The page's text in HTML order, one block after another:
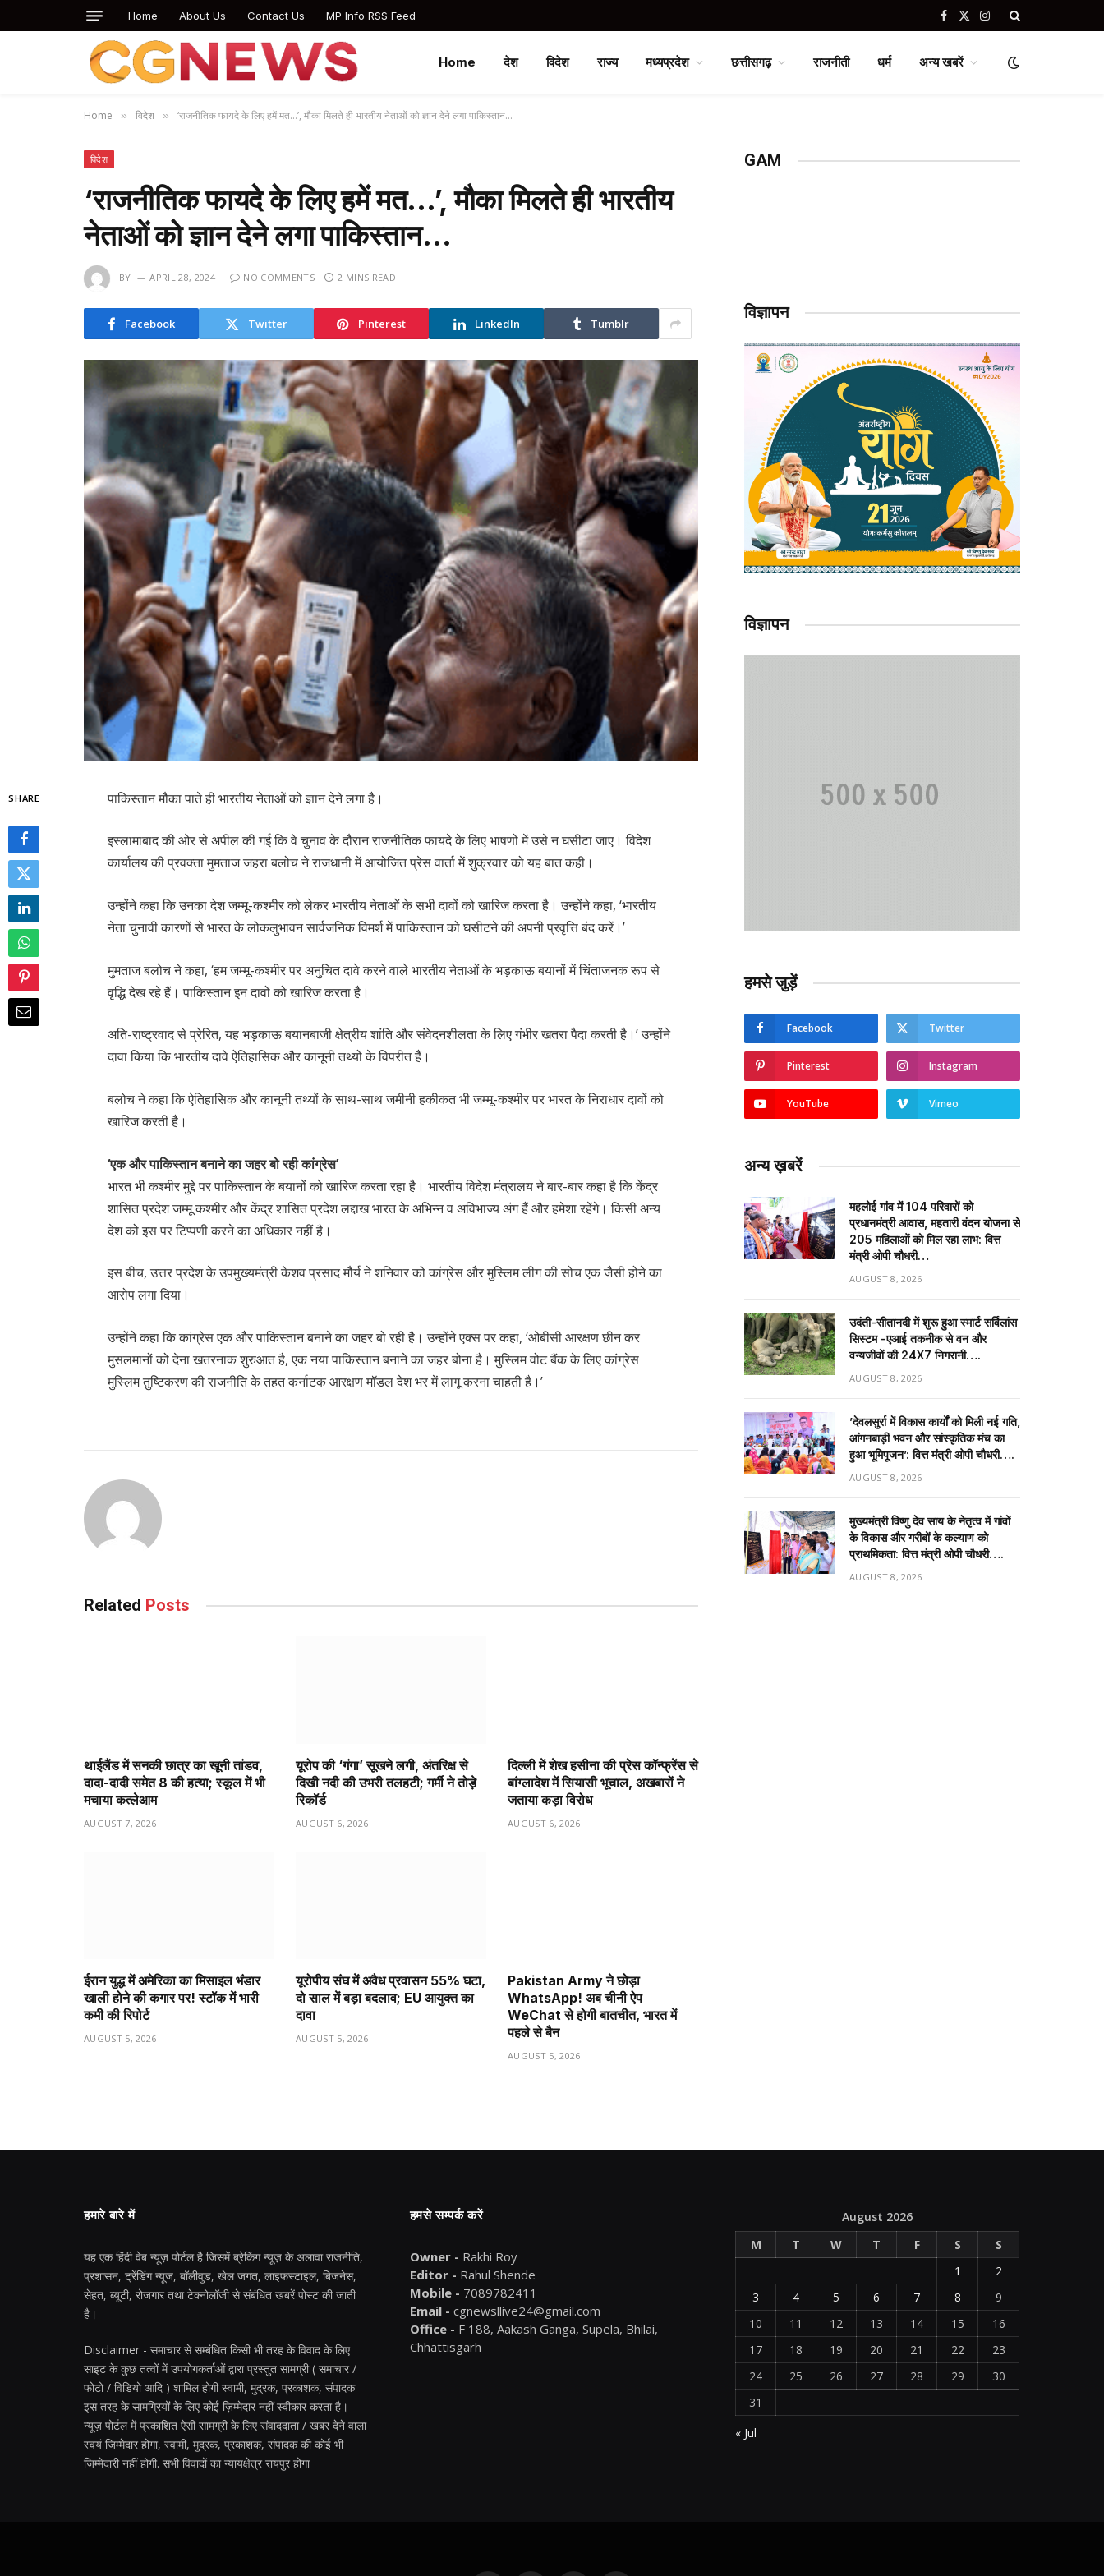
Home About Us Contact Us MP Info RSS Feed Facebook
X
Instagram
Home देश विदेश राज्य मध्यप्रदेश छत्तीसगढ़ राजनीती धर्म अन्य खबरें
Home » विदेश » ‘राजनीतिक फायदे के लिए हमें मत…’, मौका मिलते ही भारतीय नेताओं को ज्ञान देने लगा पाकिस्तान…
विदेश
‘राजनीतिक फायदे के लिए हमें मत…’, मौका मिलते ही भारतीय
नेताओं को ज्ञान देने लगा पाकिस्तान…
BY APRIL 28, 2024 NO COMMENTS 2 MINS READ
Facebook Twitter Pinterest LinkedIn Tumblr
SHARE पाकिस्तान मौका पाते ही भारतीय नेताओं को ज्ञान देने लगा है।
इस्लामाबाद की ओर से अपील की गई कि वे चुनाव के दौरान राजनीतिक फायदे के लिए भाषणों में उसे न घसीटा जाए। विदेश
कार्यालय की प्रवक्ता मुमताज जहरा बलोच ने राजधानी में आयोजित प्रेस वार्ता में शुक्रवार को यह बात कही।
उन्होंने कहा कि उनका देश जम्मू-कश्मीर को लेकर भारतीय नेताओं के सभी दावों को खारिज करता है। उन्होंने कहा, ‘भारतीय
नेता चुनावी कारणों से भारत के लोकलुभावन सार्वजनिक विमर्श में पाकिस्तान को घसीटने की अपनी प्रवृत्ति बंद करें।’
मुमताज बलोच ने कहा, ‘हम जम्मू-कश्मीर पर अनुचित दावे करने वाले भारतीय नेताओं के भड़काऊ बयानों में चिंताजनक रूप से
वृद्धि देख रहे हैं। पाकिस्तान इन दावों को खारिज करता है।
अति-राष्ट्रवाद से प्रेरित, यह भड़काऊ बयानबाजी क्षेत्रीय शांति और संवेदनशीलता के लिए गंभीर खतरा पैदा करती है।’ उन्होंने
दावा किया कि भारतीय दावे ऐतिहासिक और कानूनी तथ्यों के विपरीत हैं।
बलोच ने कहा कि ऐतिहासिक और कानूनी तथ्यों के साथ-साथ जमीनी हकीकत भी जम्मू-कश्मीर पर भारत के निराधार दावों को
खारिज करती है।
‘एक और पाकिस्तान बनाने का जहर बो रही कांग्रेस’
भारत भी कश्मीर मुद्दे पर पाकिस्तान के बयानों को खारिज करता रहा है। भारतीय विदेश मंत्रालय ने बार-बार कहा है कि केंद्र
शासित प्रदेश जम्मू कश्मीर और केंद्र शासित प्रदेश लद्दाख भारत के अभिन्न व अविभाज्य अंग हैं और हमेशा रहेंगे। किसी अन्य
देश को इस पर टिप्पणी करने का अधिकार नहीं है।
इस बीच, उत्तर प्रदेश के उपमुख्यमंत्री केशव प्रसाद मौर्य ने शनिवार को कांग्रेस और मुस्लिम लीग की सोच एक जैसी होने का
आरोप लगा दिया।
उन्होंने कहा कि कांग्रेस एक और पाकिस्तान बनाने का जहर बो रही है। उन्होंने एक्स पर कहा, ‘ओबीसी आरक्षण छीन कर
मुसलमानों को देना खतरनाक शुरुआत है, एक नया पाकिस्तान बनाने का जहर बोना है। मुस्लिम वोट बैंक के लिए कांग्रेस
मुस्लिम तुष्टिकरण की राजनीति के तहत कर्नाटक आरक्षण मॉडल देश भर में लागू करना चाहती है।’
Related Posts
थाईलैंड में सनकी छात्र का खूनी तांडव,
दादा-दादी समेत 8 की हत्या; स्कूल में भी
मचाया कत्लेआम
AUGUST 7, 2026
यूरोप की ‘गंगा’ सूखने लगी, अंतरिक्ष से
दिखी नदी की उभरी तलहटी; गर्मी ने तोड़े
रिकॉर्ड
AUGUST 6, 2026
दिल्ली में शेख हसीना की प्रेस कॉन्फ्रेंस से
बांग्लादेश में सियासी भूचाल, अखबारों ने
जताया कड़ा विरोध
AUGUST 6, 2026
ईरान युद्ध में अमेरिका का मिसाइल भंडार
खाली होने की कगार पर! स्टॉक में भारी
कमी की रिपोर्ट
AUGUST 5, 2026
यूरोपीय संघ में अवैध प्रवासन 55% घटा,
दो साल में बड़ा बदलाव; EU आयुक्त का
दावा
AUGUST 5, 2026
Pakistan Army ने छोड़ा
WhatsApp! अब चीनी ऐप
WeChat से होगी बातचीत, भारत में
पहले से बैन
AUGUST 5, 2026
GAM
विज्ञापन
विज्ञापन
हमसे जुड़ें
Facebook Twitter
Pinterest Instagram
YouTube Vimeo
अन्य ख़बरें
महलोई गांव में 104 परिवारों को
प्रधानमंत्री आवास, महतारी वंदन योजना से
205 महिलाओं को मिल रहा लाभ: वित्त
मंत्री ओपी चौधरी…
AUGUST 8, 2026
उदंती-सीतानदी में शुरू हुआ स्मार्ट सर्विलांस
सिस्टम -एआई तकनीक से वन और
वन्यजीवों की 24X7 निगरानी….
AUGUST 8, 2026
’देवलसुर्रा में विकास कार्यों को मिली नई गति,
आंगनबाड़ी भवन और सांस्कृतिक मंच का
हुआ भूमिपूजन’: वित्त मंत्री ओपी चौधरी….
AUGUST 8, 2026
मुख्यमंत्री विष्णु देव साय के नेतृत्व में गांवों
के विकास और गरीबों के कल्याण को
प्राथमिकता: वित्त मंत्री ओपी चौधरी….
AUGUST 8, 2026
हमारे बारे में
यह एक हिंदी वेब न्यूज़ पोर्टल है जिसमें ब्रेकिंग न्यूज़ के अलावा राजनीति,
प्रशासन, ट्रेंडिंग न्यूज, बॉलीवुड, खेल जगत, लाइफस्टाइल, बिजनेस,
सेहत, ब्यूटी, रोजगार तथा टेक्नोलॉजी से संबंधित खबरें पोस्ट की जाती
है।
Disclaimer - समाचार से सम्बंधित किसी भी तरह के विवाद के लिए
साइट के कुछ तत्वों में उपयोगकर्ताओं द्वारा प्रस्तुत सामग्री ( समाचार /
फोटो / विडियो आदि ) शामिल होगी स्वामी, मुद्रक, प्रकाशक, संपादक
इस तरह के सामग्रियों के लिए कोई ज़िम्मेदार नहीं स्वीकार करता है।
न्यूज़ पोर्टल में प्रकाशित ऐसी सामग्री के लिए संवाददाता / खबर देने वाला
स्वयं जिम्मेदार होगा, स्वामी, मुद्रक, प्रकाशक, संपादक की कोई भी
जिम्मेदारी नहीं होगी. सभी विवादों का न्यायक्षेत्र रायपुर होगा
हमसे सम्पर्क करें
Owner - Rakhi Roy
Editor - Rahul Shende
Mobile - 7089782411
Email - cgnewsllive24@gmail.com
Office - F 188, Aakash Ganga, Supela, Bhilai,
Chhattisgarh
August 2026
M
T W T F S
S
1
2
3
4 5 6 7 8
9
10
11 12 13 14 15
16
17
18 19 20 21 22
23
24
25 26 27 28 29
30
31
« Jul